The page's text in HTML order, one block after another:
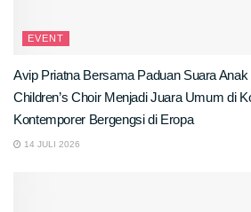
EVENT
Avip Priatna Bersama Paduan Suara
Children’s Choir Menjadi Juara Umum di
Kontemporer Bergengsi di Eropa
14 JULI 2026